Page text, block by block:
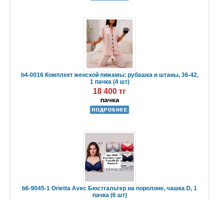
b4-0016 Комплект женской пижамы: рубашка и штаны, 36-42,
1 пачка (4 шт)
18 400 тг
пачка
b6-9045-1 Orietta Avec Бюстгальтер на поролоне, чашка D, 1
пачка (6 шт)